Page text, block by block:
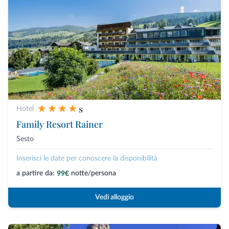
Hotel
s
Family Resort Rainer
Sesto
Inserisci le date per conoscere la disponibilità
a partire da: 99€ notte/persona
Vedi alloggio